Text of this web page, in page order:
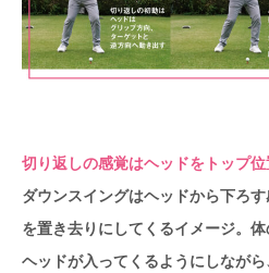
切り返しの感覚はヘッドをトップ
ダウンスイングはヘッドから下ろ
を置き去りにしてくるイメージ。
ヘッドが入ってくるようにしなが